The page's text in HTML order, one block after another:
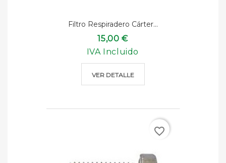
Filtro Respiradero Cárter...
15,00 €
IVA Incluido
VER DETALLE
favorite_border